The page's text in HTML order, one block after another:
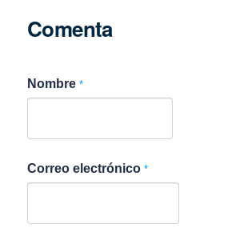
Comenta
Nombre *
Correo electrónico *